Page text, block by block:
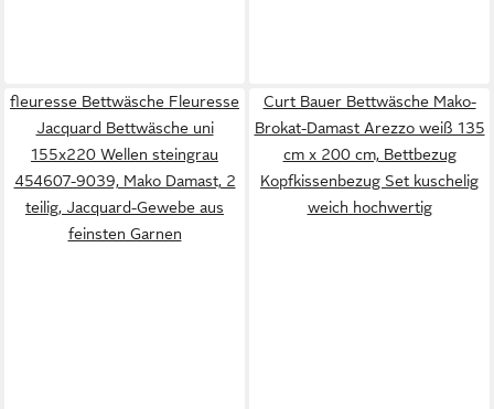
fleuresse Bettwäsche Fleuresse
Jacquard Bettwäsche uni
155x220 Wellen steingrau
454607-9039, Mako Damast, 2
teilig, Jacquard-Gewebe aus
feinsten Garnen
Curt Bauer Bettwäsche Mako-
Brokat-Damast Arezzo weiß 135
cm x 200 cm, Bettbezug
Kopfkissenbezug Set kuschelig
weich hochwertig